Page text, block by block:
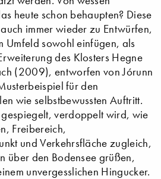
heute schon behaupten? Diese
immer wieder zu Entwürfen,
Umfeld sowohl einfügen, als
des Klosters Hegne
(2009), entworfen von Jórunn
für den
wie selbstbewussten Auftritt.
verdoppelt wird, wie
Freibereich,
und Verkehrsfläche zugleich,
über den Bodensee grüßen,
unvergesslichen Hingucker.